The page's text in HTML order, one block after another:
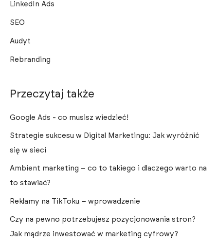
LinkedIn Ads
SEO
Audyt
Rebranding
Przeczytaj także
Google Ads - co musisz wiedzieć!
Strategie sukcesu w Digital Marketingu: Jak wyróżnić
się w sieci
Ambient marketing – co to takiego i dlaczego warto na
to stawiać?
Reklamy na TikToku – wprowadzenie
Czy na pewno potrzebujesz pozycjonowania stron?
Jak mądrze inwestować w marketing cyfrowy?